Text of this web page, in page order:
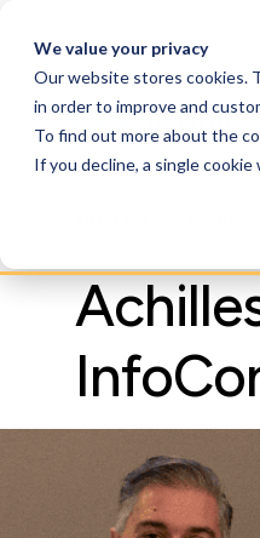
We value your privacy
Our website stores cookies.
in order to improve and
To find out more about the
If you decline, a single